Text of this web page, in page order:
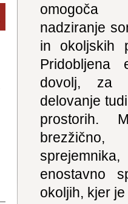
omogoča
nadziranje
in okoljskih
Pridobljena
dovolj, za
delovanje
prostorih.
enostavno
okoljih, kjer